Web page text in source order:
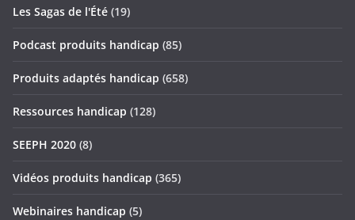
Les Sagas de l'Été (19)
Podcast produits handicap (85)
Produits adaptés handicap (658)
Ressources handicap (128)
SEEPH 2020 (8)
Vidéos produits handicap (365)
Webinaires handicap (5)